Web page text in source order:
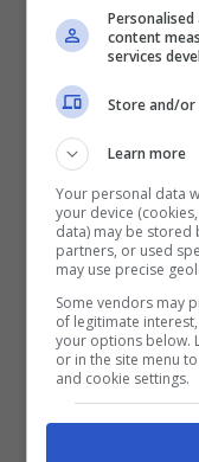
gioiello che
deciso di
Tuttavia, qui
stata
canadese
delle scelte
content
services
Store and/or
Learn more
Your personal data
your device
data) may be stored
partners, or used
may use precise
Some vendors may
of legitimate
your options below.
or in the site menu
and cookie settings.